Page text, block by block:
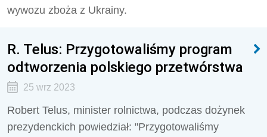
wywozu zboża z Ukrainy.
R. Telus: Przygotowaliśmy program
odtworzenia polskiego przetwórstwa
25 wrz 2023
Robert Telus, minister rolnictwa, podczas dożynek
prezydenckich powiedział: "Przygotowaliśmy